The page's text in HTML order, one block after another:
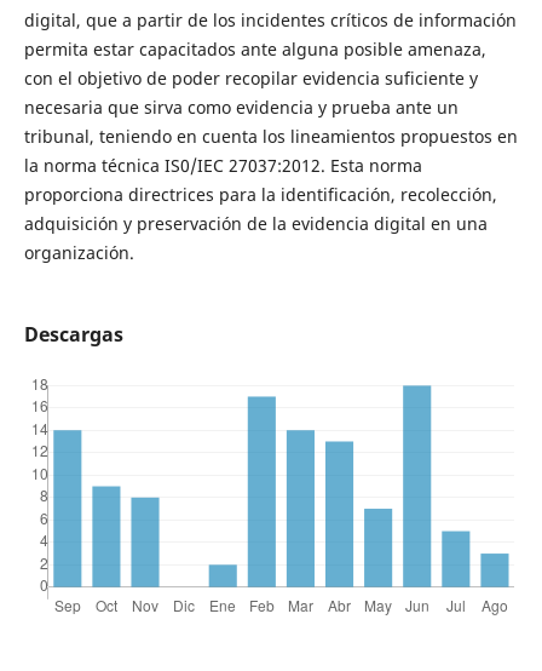
digital, que a partir de los incidentes críticos de información
permita estar capacitados ante alguna posible amenaza,
con el objetivo de poder recopilar evidencia suficiente y
necesaria que sirva como evidencia y prueba ante un
tribunal, teniendo en cuenta los lineamientos propuestos en
la norma técnica IS0/IEC 27037:2012. Esta norma
proporciona directrices para la identificación, recolección,
adquisición y preservación de la evidencia digital en una
organización.
Descargas